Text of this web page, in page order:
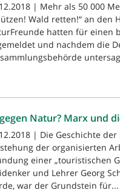
| Mehr als 50 000
Wald retten!“ an den
hatten für einen
und nachdem die
Natur? Marx und
| Die Geschichte
der organisierten
einer „touristischen
und Lehrer Georg
war der Grundstein für...